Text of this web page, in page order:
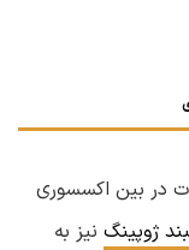
در بین اکسسوری
ژوپینگ نیز به